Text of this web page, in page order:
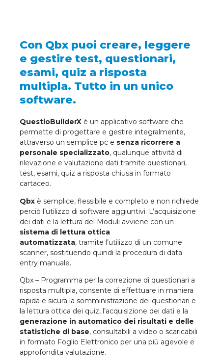
Con Qbx puoi creare, leggere
e gestire test, questionari,
esami, quiz a risposta
multipla. Tutto in un unico
software.
QuestioBuilderX è un applicativo software che
permette di progettare e gestire integralmente,
attraverso un semplice pc e senza ricorrere a
personale specializzato, qualunque attività di
rilevazione e valutazione dati tramite questionari,
test, esami, quiz a risposta chiusa in formato
cartaceo.
Qbx è semplice, flessibile e completo e non richiede
perciò l’utilizzo di software aggiuntivi. L’acquisizione
dei dati e la lettura dei Moduli avviene con un
sistema di lettura ottica
automatizzata, tramite l’utilizzo di un comune
scanner, sostituendo quindi la procedura di data
entry manuale.
Qbx – Programma per la correzione di questionari a
risposta multipla, consente di effettuare in maniera
rapida e sicura la somministrazione dei questionari e
la lettura ottica dei quiz, l’acquisizione dei dati e la
generazione in automatico dei risultati e delle
statistiche di base, consultabili a video o scaricabili
in formato Foglio Elettronico per una più agevole e
approfondita valutazione.